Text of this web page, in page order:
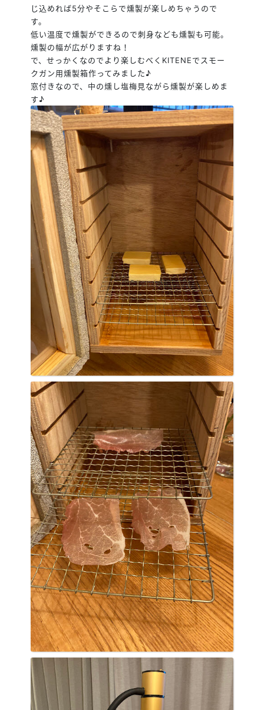
じ込めれば5分やそこらで燻製が楽しめちゃうので
す。
低い温度で燻製ができるので刺身なども燻製も可能。
燻製の幅が広がりますね！
で、せっかくなのでより楽しむべくKITENEでスモー
クガン用燻製箱作ってみました♪
窓付きなので、中の燻し塩梅見ながら燻製が楽しめま
す♪